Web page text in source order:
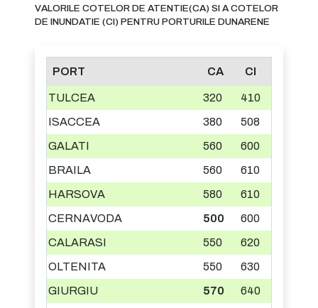
VALORILE COTELOR DE ATENTIE(CA) SI A COTELOR
DE INUNDATIE (CI) PENTRU PORTURILE DUNARENE
PORT CA CI
TULCEA 320
410
ISACCEA
380
508
GALATI
560
600
BRAILA
560
610
HARSOVA
580
610
CERNAVODA
500
600
CALARASI
550
620
OLTENITA
550
630
GIURGIU
570
640